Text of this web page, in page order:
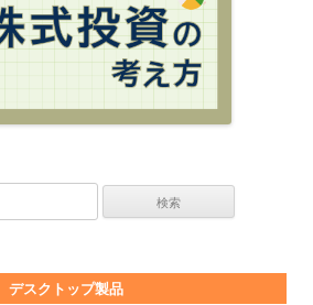
デスクトップ製品